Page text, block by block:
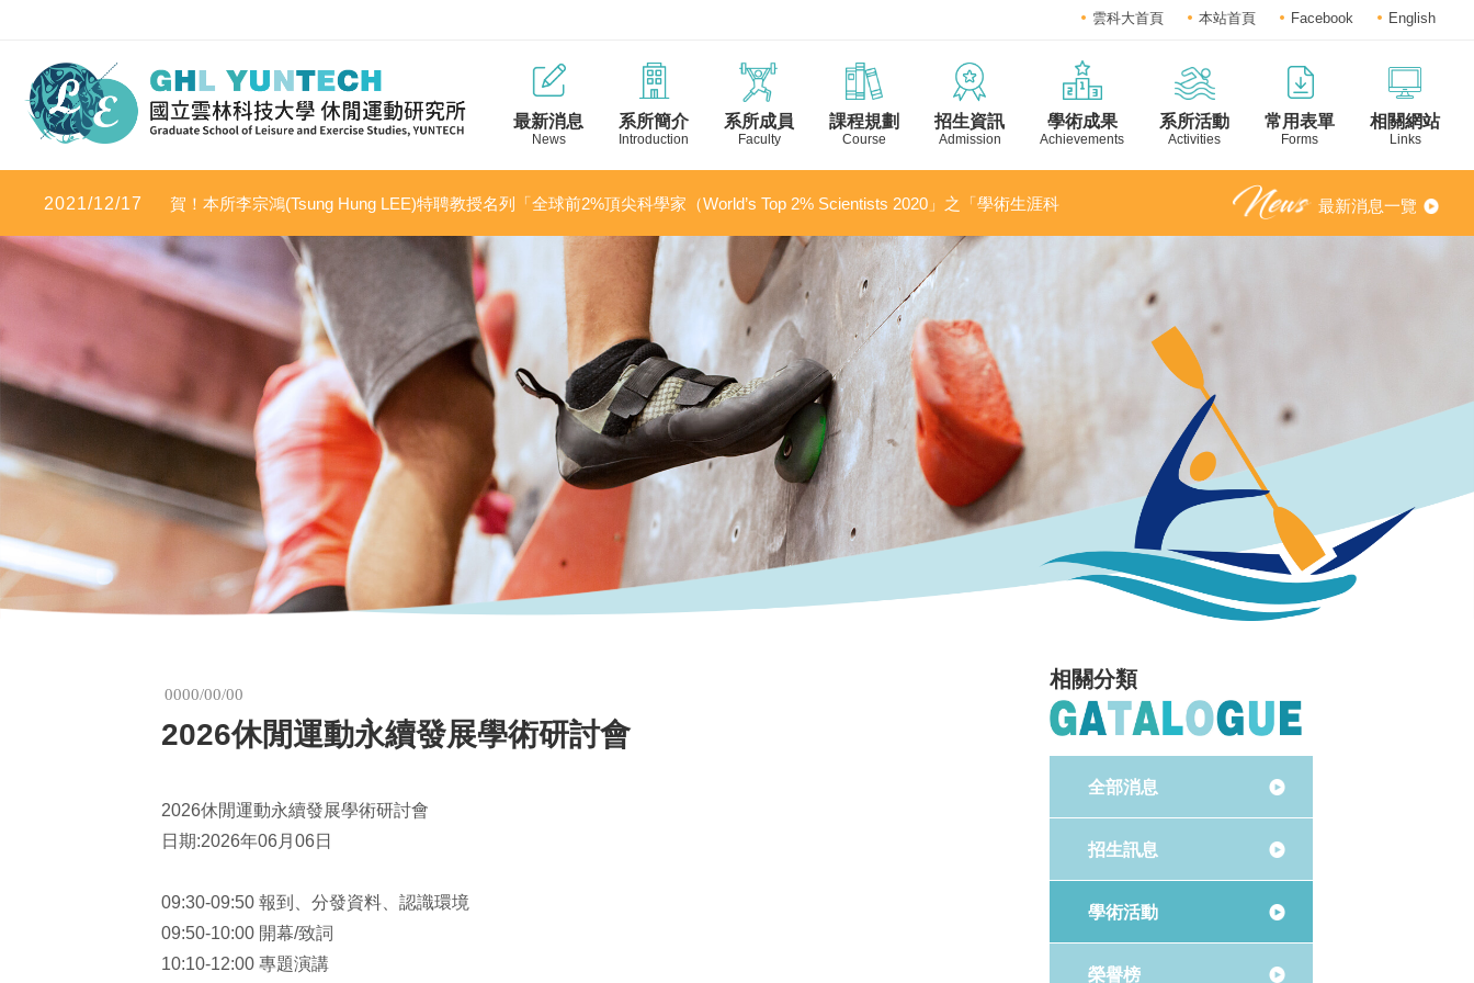
English
Facebook
本站首頁
雲科大首頁
最新消息
News
系所簡介
Introduction
系所成員
Faculty
課程規劃
Course
招生資訊
Admission
學術成果
Achievements
系所活動
Activities
常用表單
Forms
相關網站
Links
最新消息一覽
2021/12/17
賀！本所李宗鴻(Tsung Hung LEE)特聘教授名列「全球前2%頂尖科學家（World’s Top 2% Scientists 2020」之「學術生涯科
0000/00/00
2026休閒運動永續發展學術研討會
2026休閒運動永續發展學術研討會
日期:2026年06月06日
09:30-09:50 報到、分發資料、認識環境
09:50-10:00 開幕/致詞
10:10-12:00 專題演講
相關分類
全部消息
招生訊息
學術活動
榮譽榜